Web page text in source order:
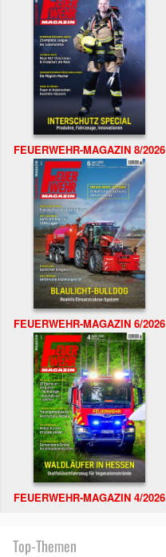
FEUERWEHR-MAGAZIN 8/2026
FEUERWEHR-MAGAZIN 6/2026
FEUERWEHR-MAGAZIN 4/2026
Top-Themen